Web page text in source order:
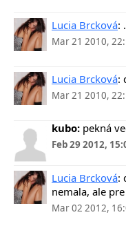
Lucia Brcková:
Mar 21 2010,
Lucia Brcková:
Mar 21 2010,
kubo: pekná
Feb 29 2012,
Lucia Brcková:
nemala, ale
Mar 02 2012,